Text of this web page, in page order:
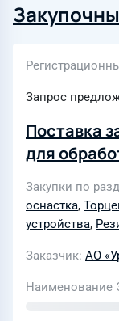
Запрос
Поставка
для
Закупки по
оснастка,
устройства,
Заказчик АО
Наименование